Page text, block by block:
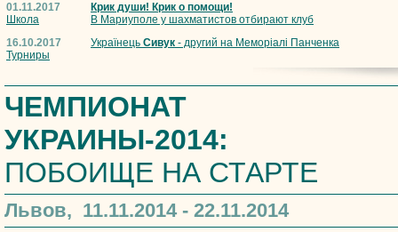
01.11.2017
Школа
Крик души! Крик о помощи!
В Мариуполе у шахматистов отбирают клуб
16.10.2017
Турниры
Українець Сивук - другий на Меморіалі Панченка
ЧЕМПИОНАТ
УКРАИНЫ-2014:
ПОБОИЩЕ НА СТАРТЕ
Львов, 11.11.2014 - 22.11.2014